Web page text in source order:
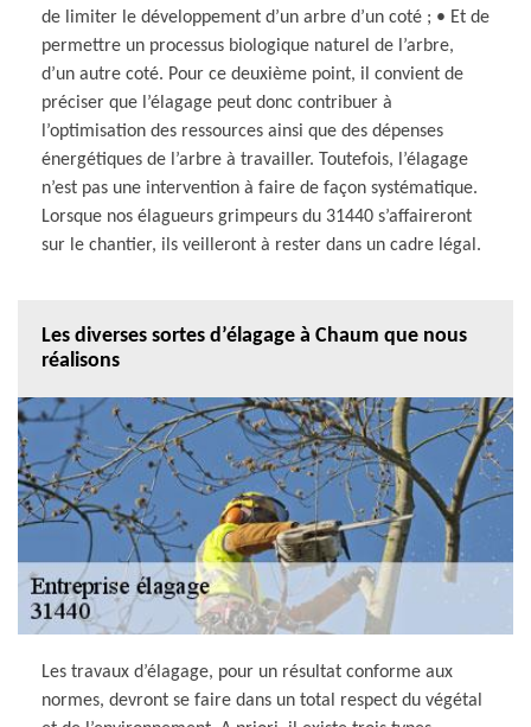
de limiter le développement d’un arbre d’un coté ; • Et de
permettre un processus biologique naturel de l’arbre,
d’un autre coté. Pour ce deuxième point, il convient de
préciser que l’élagage peut donc contribuer à
l’optimisation des ressources ainsi que des dépenses
énergétiques de l’arbre à travailler. Toutefois, l’élagage
n’est pas une intervention à faire de façon systématique.
Lorsque nos élagueurs grimpeurs du 31440 s’affaireront
sur le chantier, ils veilleront à rester dans un cadre légal.
Les diverses sortes d’élagage à Chaum que nous
réalisons
Les travaux d’élagage, pour un résultat conforme aux
normes, devront se faire dans un total respect du végétal